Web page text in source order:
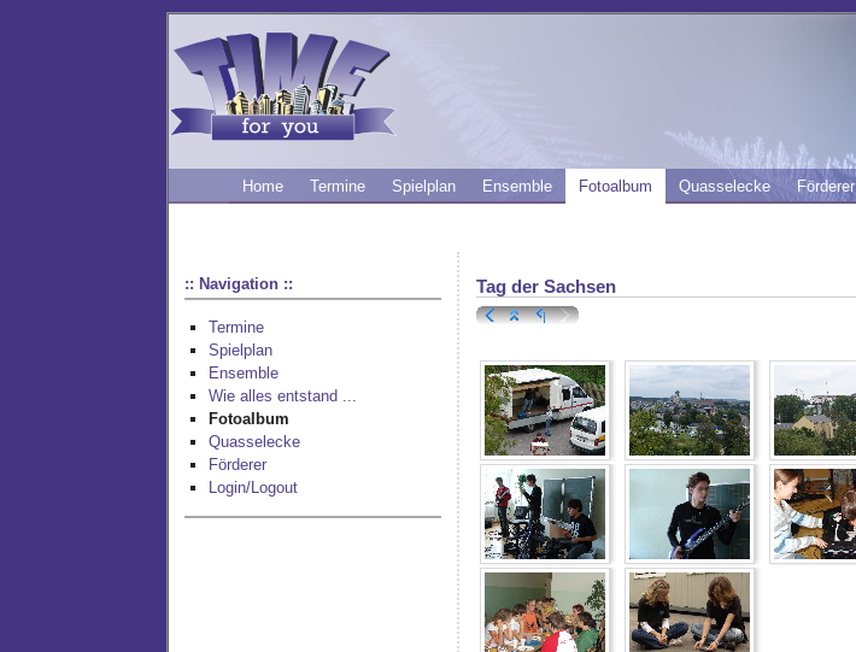
Home Termine Spielplan Ensemble Fotoalbum Quasselecke Förderer
:: Navigation ::
Termine
Spielplan
Ensemble
Wie alles entstand ...
Fotoalbum
Quasselecke
Förderer
Login/Logout
Tag der Sachsen